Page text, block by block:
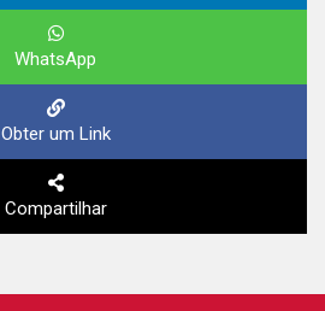
WhatsApp
Obter um Link
Compartilhar